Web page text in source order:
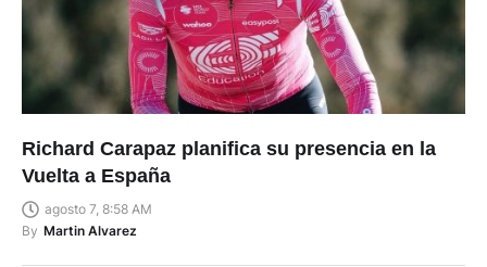
Richard Carapaz planifica su presencia en la
Vuelta a España
agosto 7, 8:58 AM
By Martin Alvarez